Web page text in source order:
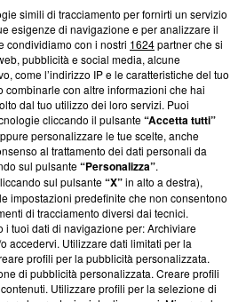
trasparenti su Blasting
editoriali e su come ci impegniamo a
afferma la nostra aderenza a
Integrity’Blasting News non è
ma ha richiesto di farne
ha ancora effettuato una verifica di
simili di tracciamento per fornirti un servizio
esigenze di navigazione e per analizzare il
condividiamo con i nostri 1624partner che si
pubblicità e social media, alcune
come l’indirizzo IP e le caratteristiche del tuo
combinarle con altre informazioni che hai
dal tuo utilizzo dei loro servizi. Puoi
cliccando il pulsante“Accetta tutti”
personalizzare le tue scelte, anche
al trattamento dei dati personali da
sul pulsante“Personalizza”.
sul pulsante“X”in alto a destra),
impostazioni predefinite che non consentono
di tracciamento diversi dai tecnici.
i tuoi dati di navigazione per: Archiviare
accedervi. Utilizzare dati limitati per la
profili per la pubblicità personalizzata.
di pubblicità personalizzata. Creare profili
Utilizzare profili per la selezione di